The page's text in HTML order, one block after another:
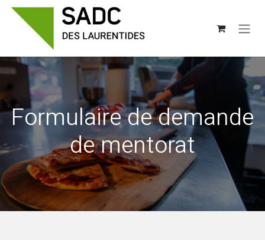
Se rendre au contenu
Formulaire de demande
de mentorat